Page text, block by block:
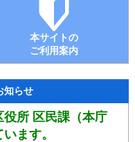
本サイトの
ご利用案内
知らせ
役所 区民課（本庁
ます。